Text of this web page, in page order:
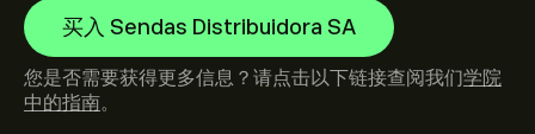
买入 Sendas Distribuidora SA
您是否需要获得更多信息？请点击以下链接查阅我们学院
中的指南。